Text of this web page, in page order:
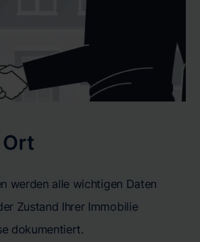
werden alle wichtigen Daten
Zustand Ihrer Immobilie
dokumentiert.